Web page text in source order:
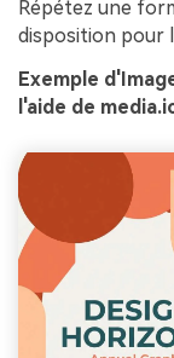
Répétez une
disposition pour
Exemple
l'aide de